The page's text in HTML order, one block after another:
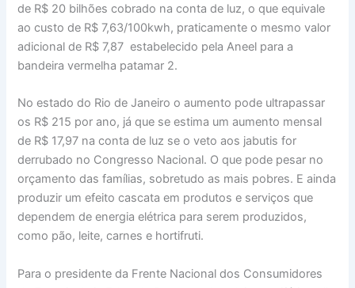
de R$ 20 bilhões cobrado na conta de luz, o que equivale
ao custo de R$ 7,63/100kwh, praticamente o mesmo valor
adicional de R$ 7,87 estabelecido pela Aneel para a
bandeira vermelha patamar 2.
No estado do Rio de Janeiro o aumento pode ultrapassar
os R$ 215 por ano, já que se estima um aumento mensal
de R$ 17,97 na conta de luz se o veto aos jabutis for
derrubado no Congresso Nacional. O que pode pesar no
orçamento das famílias, sobretudo as mais pobres. E ainda
produzir um efeito cascata em produtos e serviços que
dependem de energia elétrica para serem produzidos,
como pão, leite, carnes e hortifruti.
Para o presidente da Frente Nacional dos Consumidores